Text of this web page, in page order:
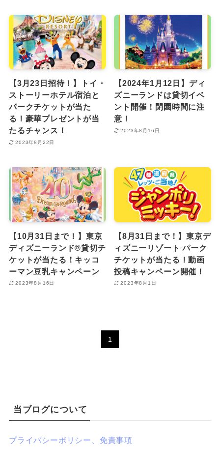
【3月23日招待！】トイ・
ストーリーホテル宿泊と
パークチケットが当た
る！豪華プレゼントが当
たるチャンス！
2023年8月22日
【2024年1月12日】ディ
ズニーランドは貸切イベ
ント開催！閉園時間に注
意！
2023年8月16日
【10月31日まで！】東京
ディズニーランド®貸切チ
ケットが当たる！キッコ
ーマン豆乳キャンペーン
2023年8月16日
【8月31日まで！】東京デ
ィズニーリゾート パーク
チケットが当たる！動画
投稿キャンペーン開催！
2023年8月1日
1
当ブログについて
プライバシーポリシー、免責事項